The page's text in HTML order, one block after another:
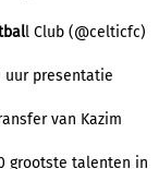
l Club (@celticfc)
uur presentatie
van Kazim
grootste talenten in